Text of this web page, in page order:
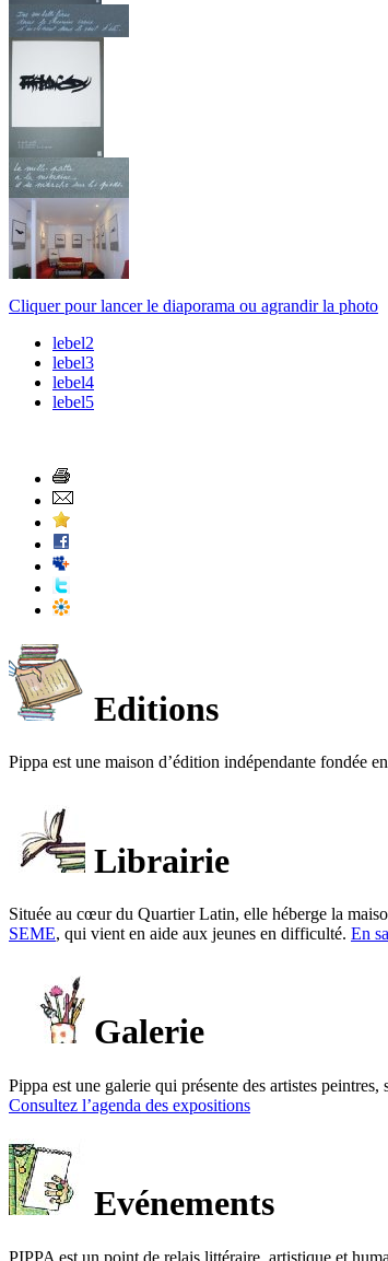
Cliquer pour lancer le diaporama ou agrandir la photo
lebel2
lebel3
lebel4
lebel5
Editions
Pippa est une maison d’édition indépendante fondée
Librairie
Située au cœur du Quartier Latin, elle héberge la
SEME, qui vient en aide aux jeunes en difficulté. En
Galerie
Pippa est une galerie qui présente des artistes peintres,
Consultez l’agenda des expositions
Evénements
PIPPA est un point de relais littéraire, artistique et